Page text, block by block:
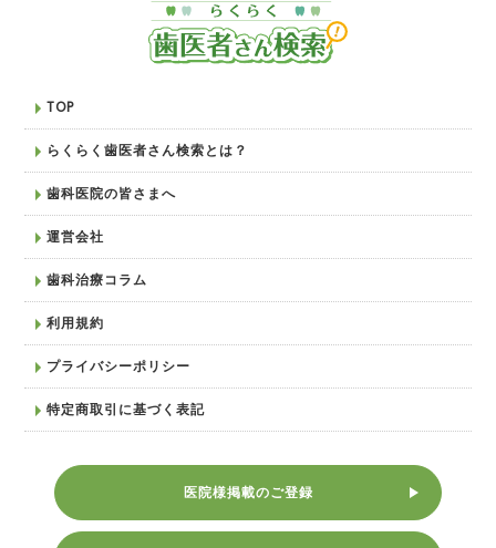
TOP
らくらく歯医者さん検索とは？
歯科医院の皆さまへ
運営会社
歯科治療コラム
利用規約
プライバシーポリシー
特定商取引に基づく表記
医院様掲載のご登録